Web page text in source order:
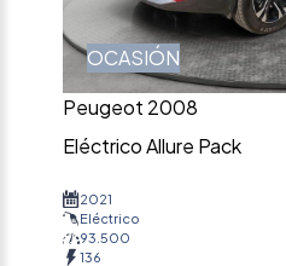
OCASIÓN
Peugeot 2008
Eléctrico Allure Pack
2021
Eléctrico
93.500
136